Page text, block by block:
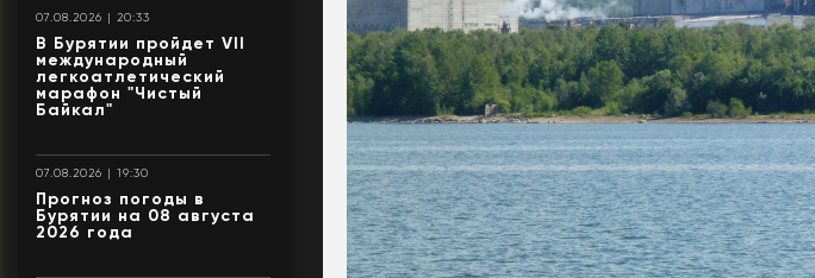
07.08.2026 | 20:33
В Бурятии пройдет VII
международный
легкоатлетический
марафон "Чистый
Байкал"
07.08.2026 | 19:30
Прогноз погоды в
Бурятии на 08 августа
2026 года